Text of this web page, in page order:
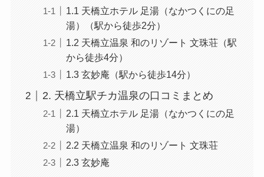
1.1 天橋立ホテル 足湯（なかつくにの足
湯）（駅から徒歩2分）
1.2 天橋立温泉 和のリゾート 文珠荘（駅
から徒歩4分）
1.3 玄妙庵（駅から徒歩14分）
2. 天橋立駅チカ温泉の口コミまとめ
2.1 天橋立ホテル 足湯（なかつくにの足
湯）
2.2 天橋立温泉 和のリゾート 文珠荘
2.3 玄妙庵